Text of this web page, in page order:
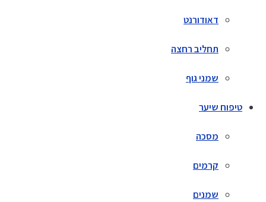
דאודורנט
תחליב רחצה
שמני גוף
טיפוח שיער
מסכה
קרמים
שמנים